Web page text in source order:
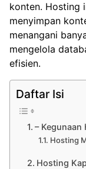
konten. Hosting
menyimpan
menangani
mengelola
efisien.
Daftar Isi
–
Hosting
Hosting